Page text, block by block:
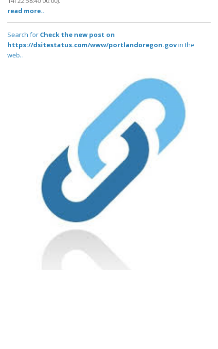
read more..
Search for Check the new post on
https://dsitestatus.com/www/portlandoregon.govin the
web..